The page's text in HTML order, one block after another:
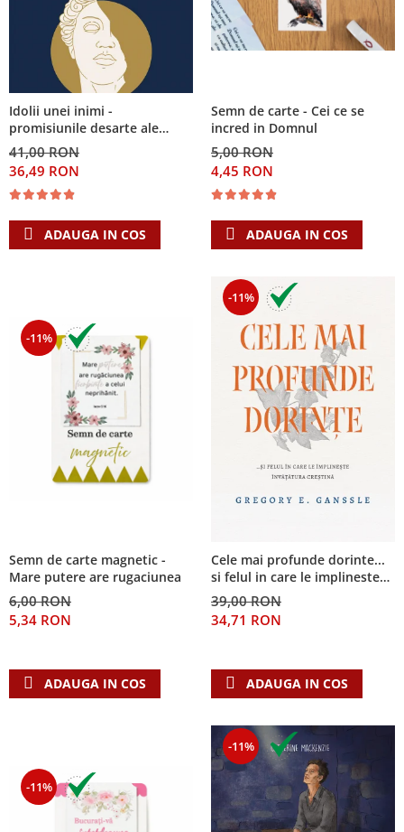
Idolii unei inimi -
promisiunile desarte ale
banilor, sexului si puterii si
Singura Nadejde care
conteaza
41,00 RON
36,49 RON
ADAUGA IN COS
Semn de carte - Cei ce se
incred in Domnul
5,00 RON
4,45 RON
ADAUGA IN COS
-11%
Semn de carte magnetic -
Mare putere are rugaciunea
6,00 RON
5,34 RON
ADAUGA IN COS
-11%
Cele mai profunde dorinte...
si felul in care le implineste
invatatura crestina
39,00 RON
34,71 RON
ADAUGA IN COS
-11%
-11%